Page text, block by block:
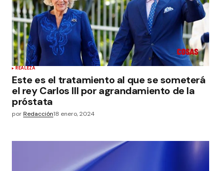
REALEZA
Este es el tratamiento al que se someterá
el rey Carlos III por agrandamiento de la
próstata
porRedacción18 enero, 2024